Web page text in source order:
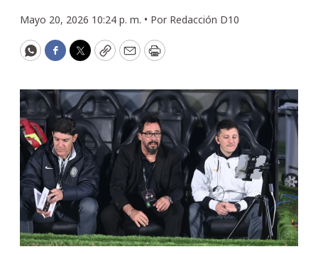
Mayo 20, 2026 10:24 p. m. • Por Redacción D10
WhatsApp
Facebook
Twitter
CopyEmailPrint